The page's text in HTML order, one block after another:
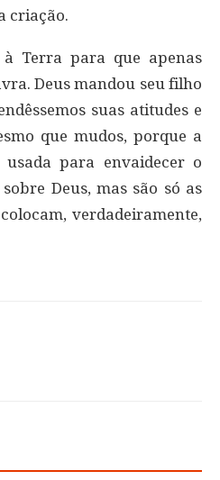
criação.
à Terra para que apenas
Deus mandou seu filho
suas atitudes e
que mudos, porque a
para envaidecer o
Deus, mas são só as
verdadeiramente,